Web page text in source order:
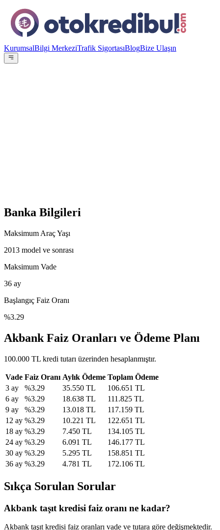
KurumsalBilgi MerkeziTrafik SigortasıBlogBize Ulaşın
Banka Bilgileri
Maksimum Araç Yaşı
2013 model ve sonrası
Maksimum Vade
36 ay
Başlangıç Faiz Oranı
%3.29
Akbank Faiz Oranları ve Ödeme Planı
100.000 TL kredi tutarı üzerinden hesaplanmıştır.
Vade Faiz Oranı Aylık Ödeme Toplam Ödeme
3 ay %3.29 35.550 TL
106.651 TL
6 ay %3.29 18.638 TL
111.825 TL
9 ay %3.29 13.018 TL
117.159 TL
12 ay %3.29 10.221 TL
122.651 TL
18 ay %3.29 7.450 TL
134.105 TL
24 ay %3.29 6.091 TL
146.177 TL
30 ay %3.29 5.295 TL
158.851 TL
36 ay %3.29 4.781 TL 172.106 TL
Sıkça Sorulan Sorular
Akbank taşıt kredisi faiz oranı ne kadar?
Akbank taşıt kredisi faiz oranları vade ve tutara göre değişmektedir.